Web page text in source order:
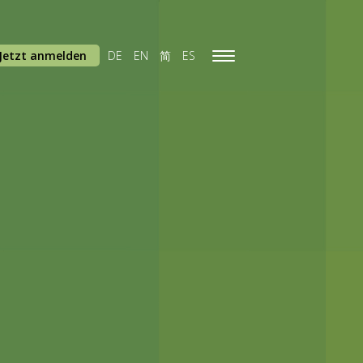
Toggle
anmelden DE EN 简 ES